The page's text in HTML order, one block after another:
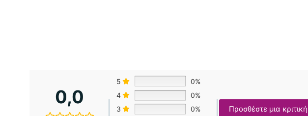
0,0
5
0%
4
0%
3
0%
Προσθέστε μια κριτική